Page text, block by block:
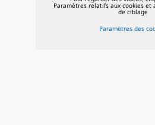
Paramètres relatifs aux cookies et
de ciblage
Paramètres des